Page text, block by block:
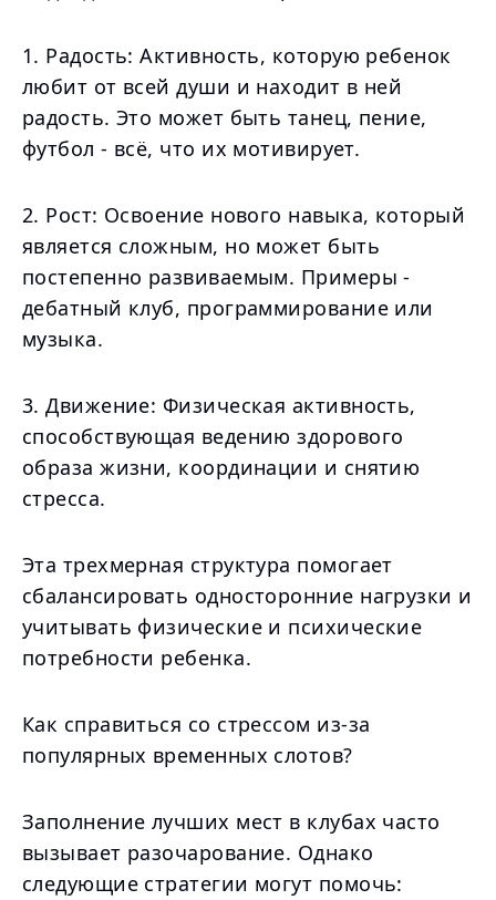
1. Радость: Активность, которую ребенок
любит от всей души и находит в ней
радость. Это может быть танец, пение,
футбол - всё, что их мотивирует.
2. Рост: Освоение нового навыка, который
является сложным, но может быть
постепенно развиваемым. Примеры -
дебатный клуб, программирование или
музыка.
3. Движение: Физическая активность,
способствующая ведению здорового
образа жизни, координации и снятию
стресса.
Эта трехмерная структура помогает
сбалансировать односторонние нагрузки и
учитывать физические и психические
потребности ребенка.
Как справиться со стрессом из-за
популярных временных слотов?
Заполнение лучших мест в клубах часто
вызывает разочарование. Однако
следующие стратегии могут помочь: